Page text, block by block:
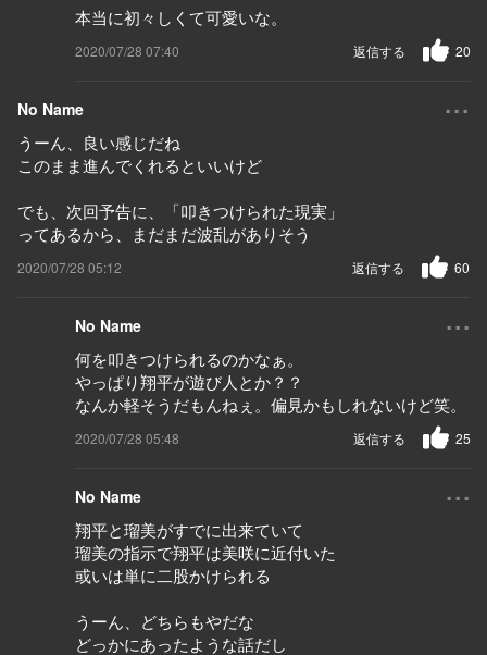
本当に初々しくて可愛いな。
2020/07/28 07:40 20
返信する
No Name ...
うーん、良い感じだね
このまま進んでくれるといいけど
でも、次回予告に、「叩きつけられた現実」
ってあるから、まだまだ波乱がありそう
2020/07/28 05:12 60
返信する
No Name ...
何を叩きつけられるのかなぁ。
やっぱり翔平が遊び人とか？？
なんか軽そうだもんねぇ。偏見かもしれないけど笑。
2020/07/28 05:48 25
返信する
No Name ...
翔平と瑠美がすでに出来ていて
瑠美の指示で翔平は美咲に近付いた
或いは単に二股かけられる
うーん、どちらもやだな
どっかにあったような話だし